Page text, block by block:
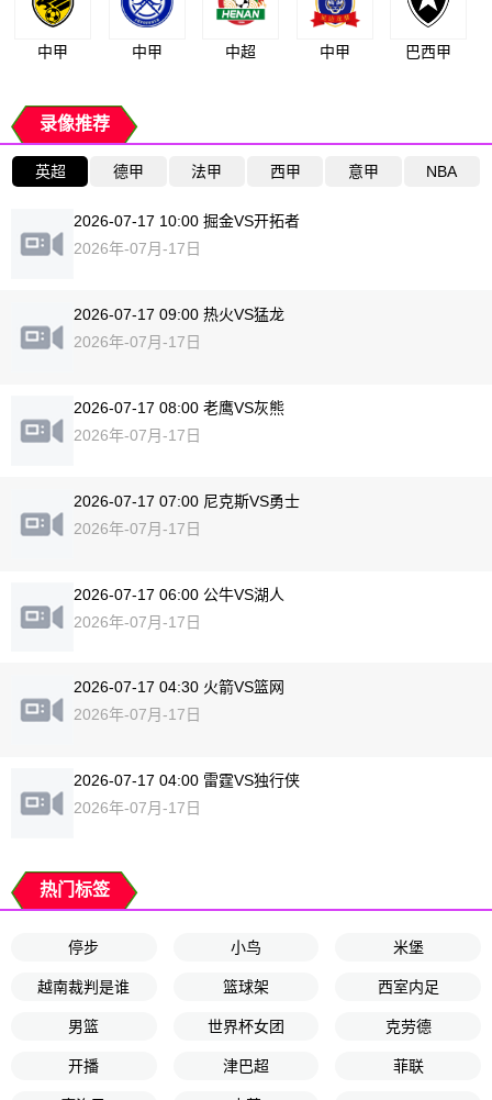
中甲 中甲 中超 中甲 巴西甲
录像推荐
英超 德甲 法甲 西甲 意甲 NBA
2026-07-17 10:00 掘金VS开拓者
2026年-07月-17日
2026-07-17 09:00 热火VS猛龙
2026年-07月-17日
2026-07-17 08:00 老鹰VS灰熊
2026年-07月-17日
2026-07-17 07:00 尼克斯VS勇士
2026年-07月-17日
2026-07-17 06:00 公牛VS湖人
2026年-07月-17日
2026-07-17 04:30 火箭VS篮网
2026年-07月-17日
2026-07-17 04:00 雷霆VS独行侠
2026年-07月-17日
热门标签
停步 小鸟 米堡
越南裁判是谁 篮球架 西室内足
男篮 世界杯女团 克劳德
开播 津巴超 菲联